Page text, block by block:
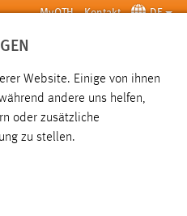
MyOTH Kontakt DE
SUCHE
Website. Einige von ihnen
andere uns helfen,
oder zusätzliche
zu stellen.